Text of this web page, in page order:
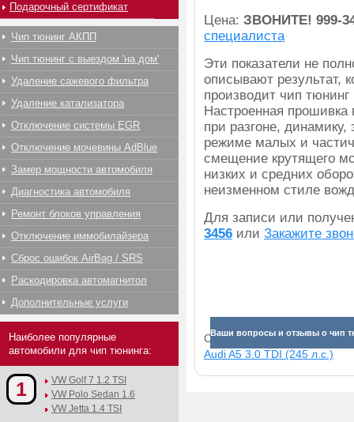
Цена: ЗВОНИТЕ! 999-
специалиста
Эти показатели не
описывают результат,
производит чип
Настроенная прошивка
при разгоне, динамику,
режиме малых и
смещение крутящего
низких и средних
неизменном стиле
Для записи или
3456 или Закажите
Ваши вопросы и отзывы о чип
Смотрите прибавки для
Audi A5 3.0 TDI (245 л.с.)
Подарочный сертификат
Чип тюнинг АКПП
Чип тюнинг с выездом 'на дом'
Удаление сажевого фильтра
Удаление катализатора
Отключение системы EGR
Отключение мочевины AdBlue
Замер мощности автомобиля
Диагностика автомобиля
Ремонт блоков управления
Отключение иммобилайзера
Сброс ошибок AirBag / SRS
Раскодировка автомагнитол
Дополнительные услуги
Наиболее популярные
автомобили для чип тюнинга:
1
VW Golf 7 1.2 TSI
VW Polo Sedan 1.6
VW Jetta 1.4 TSI